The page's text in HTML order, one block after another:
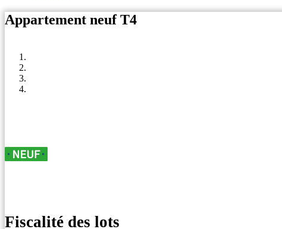
Appartement neuf T4
Fiscalité des lots